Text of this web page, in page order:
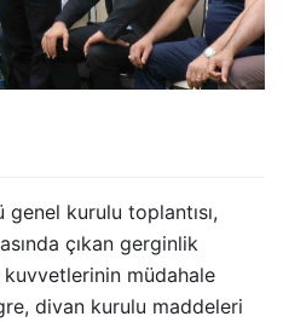
genel kurulu toplantısı,
çıkan gerginlik
müdahale
divan kurulu maddeleri